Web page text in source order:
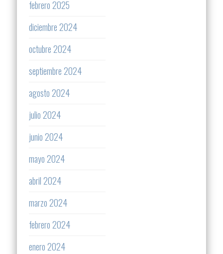
febrero 2025
diciembre 2024
octubre 2024
septiembre 2024
agosto 2024
julio 2024
junio 2024
mayo 2024
abril 2024
marzo 2024
febrero 2024
enero 2024